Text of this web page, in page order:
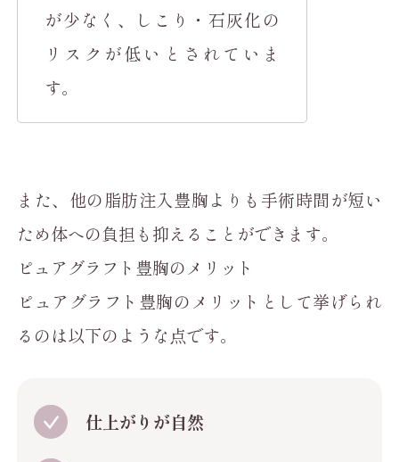
が少なく、しこり・石灰化の
リスクが低いとされていま
す。
また、他の脂肪注入豊胸よりも手術時間が短い
ため体への負担も抑えることができます。
ピュアグラフト豊胸のメリット
ピュアグラフト豊胸のメリットとして挙げられ
るのは以下のような点です。
仕上がりが自然